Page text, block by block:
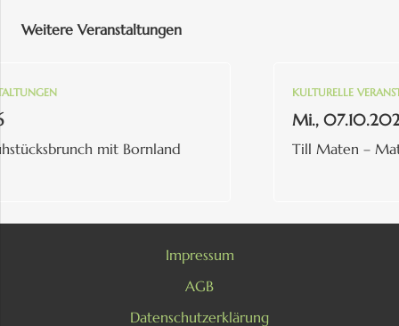
Weitere Veranstaltungen
mit Bornland
KULTURELLE
Mi., 07.10.2026
Till Maten – Maten
Impressum
AGB
Datenschutzerklärung